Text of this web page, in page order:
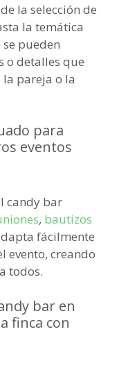
la selección de
la temática
pueden
o detalles que
pareja o la
para
eventos
candy bar
, bautizos
fácilmente
evento, creando
todos.
bar en
finca con